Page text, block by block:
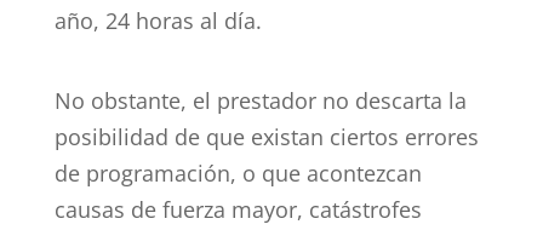
año, 24 horas al día.
No obstante, el prestador no descarta la
posibilidad de que existan ciertos errores
de programación, o que acontezcan
causas de fuerza mayor, catástrofes